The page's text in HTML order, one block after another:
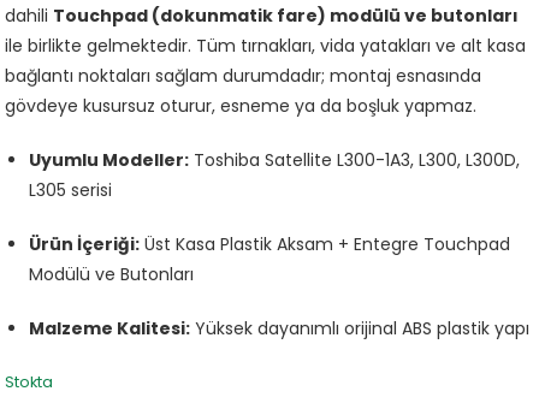
dahili Touchpad (dokunmatik fare) modülü ve butonları
ile birlikte gelmektedir. Tüm tırnakları, vida yatakları ve alt kasa
bağlantı noktaları sağlam durumdadır; montaj esnasında
gövdeye kusursuz oturur, esneme ya da boşluk yapmaz.
Uyumlu Modeller: Toshiba Satellite L300-1A3, L300, L300D,
L305 serisi
Ürün İçeriği: Üst Kasa Plastik Aksam + Entegre Touchpad
Modülü ve Butonları
Malzeme Kalitesi: Yüksek dayanımlı orijinal ABS plastik yapı
Stokta